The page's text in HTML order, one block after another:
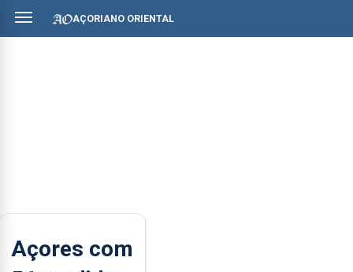
AÇORIANO ORIENTAL
Açores com